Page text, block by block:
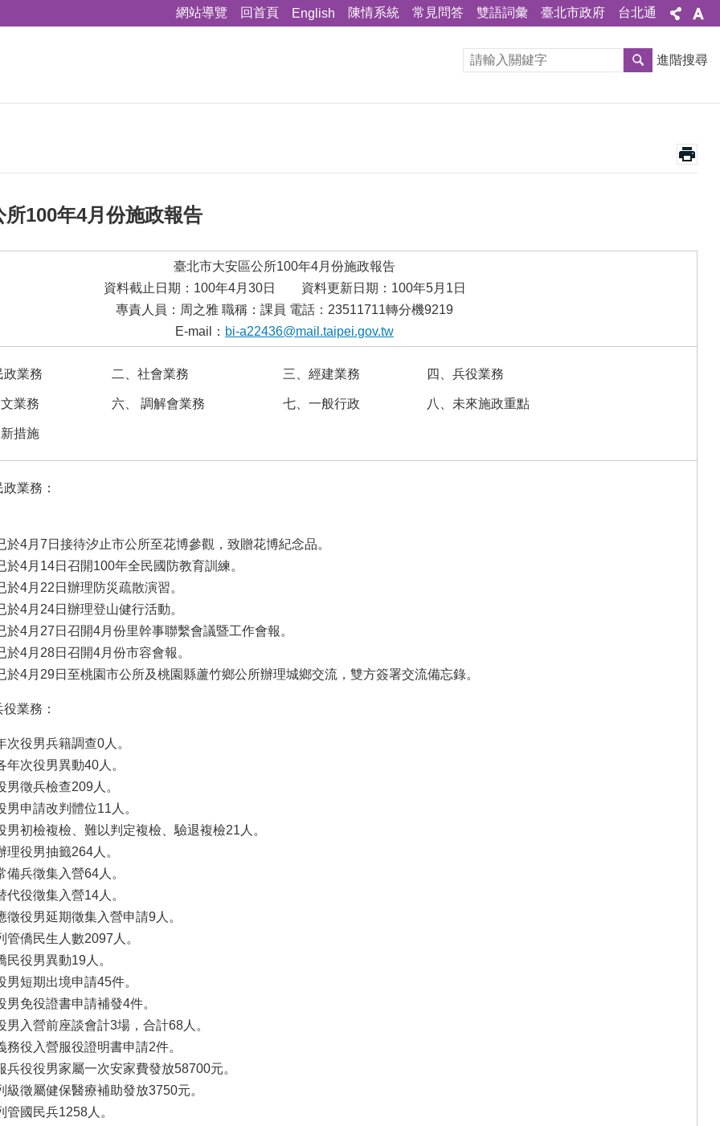
網站導覽 回首頁 English 陳情系統 常見問答 雙語詞彙 臺北市政府 台北通
進階搜尋
100年4月份施政報告
臺北市大安區公所100年4月份施政報告
資料截止日期：100年4月30日 資料更新日期：100年5月1日
專責人員：周之雅 職稱：課員 電話：23511711轉分機9219
E-mail： bi-a22436@mail.taipei.gov.tw
政業務 二、社會業務 三、經建業務 四、兵役業務
業務 六、 調解會業務 七、一般行政 八、未來施政重點
措施
業務：
於4月7日接待汐止市公所至花博參觀，致贈花博紀念品。
於4月14日召開100年全民國防教育訓練。
於4月22日辦理防災疏散演習。
於4月24日辦理登山健行活動。
於4月27日召開4月份里幹事聯繫會議暨工作會報。
於4月28日召開4月份市容會報。
於4月29日至桃園市公所及桃園縣蘆竹鄉公所辦理城鄉交流，雙方簽署交流備忘錄。
業務：
次役男兵籍調查0人。
年次役男異動40人。
男徵兵檢查209人。
男申請改判體位11人。
男初檢複檢、難以判定複檢、驗退複檢21人。
理役男抽籤264人。
備兵徵集入營64人。
代役徵集入營14人。
徵役男延期徵集入營申請9人。
管僑民生人數2097人。
民役男異動19人。
男短期出境申請45件。
男免役證書申請補發4件。
男入營前座談會計3場，合計68人。
務役入營服役證明書申請2件。
兵役役男家屬一次安家費發放58700元。
級徵屬健保醫療補助發放3750元。
管國民兵1258人。